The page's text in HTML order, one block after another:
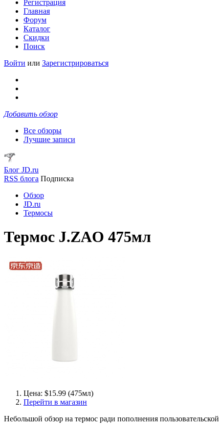
Регистрация
Главная
Форум
Каталог
Скидки
Поиск
Войти или Зарегистрироваться
Добавить обзор
Все обзоры
Лучшие записи
Блог JD.ru
RSS блога Подписка
Обзор
JD.ru
Термосы
Термос J.ZAO 475мл
Цена: $15.99 (475мл)
Перейти в магазин
Небольшой обзор на термос ради пополнения